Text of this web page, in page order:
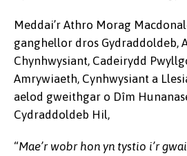
Meddai’r Athro Morag
ganghellor dros Gydraddoldeb,
Chynhwysiant, Cadeirydd
Amrywiaeth, Cynhwysiant a
aelod gweithgar o Dîm
Cydraddoldeb Hil,
“Mae’r wobr hon yn tystio i’r